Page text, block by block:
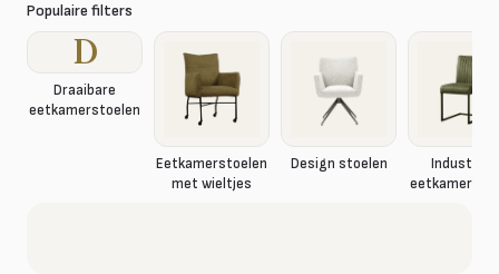
Populaire filters
D
Draaibare
eetkamerstoelen
Eetkamerstoelen
met wieltjes
Design stoelen
Industriële